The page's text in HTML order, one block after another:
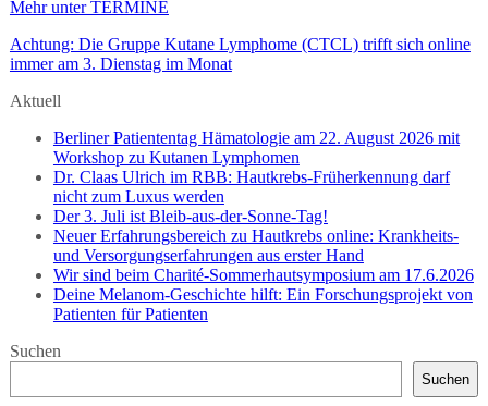
Mehr unter TERMINE
Achtung: Die Gruppe Kutane Lymphome (CTCL) trifft sich online
immer am 3. Dienstag im Monat
Aktuell
Berliner Patiententag Hämatologie am 22. August 2026 mit
Workshop zu Kutanen Lymphomen
Dr. Claas Ulrich im RBB: Hautkrebs-Früherkennung darf
nicht zum Luxus werden
Der 3. Juli ist Bleib-aus-der-Sonne-Tag!
Neuer Erfahrungsbereich zu Hautkrebs online: Krankheits-
und Versorgungserfahrungen aus erster Hand
Wir sind beim Charité-Sommerhautsymposium am 17.6.2026
Deine Melanom-Geschichte hilft: Ein Forschungsprojekt von
Patienten für Patienten
Suchen
Suchen